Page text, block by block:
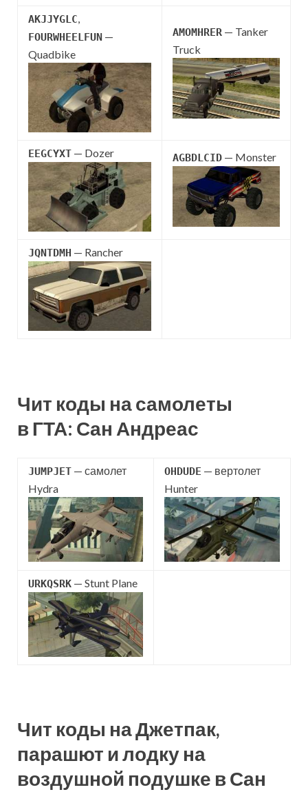
AKJJYGLC,
FOURWHEELFUN —
Quadbike
AMOMHRER — Tanker
Truck
EEGCYXT — Dozer AGBDLCID — Monster
JQNTDMH — Rancher
Чит коды на самолеты
в ГТА: Сан Андреас
JUMPJET — самолет
Hydra
OHDUDE — вертолет
Hunter
URKQSRK — Stunt Plane
Чит коды на Джетпак,
парашют и лодку на
воздушной подушке в Сан